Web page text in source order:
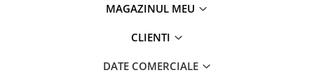
MAGAZINUL MEU
CLIENTI
DATE COMERCIALE